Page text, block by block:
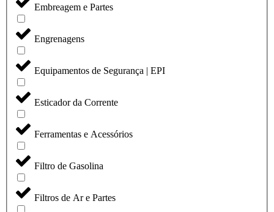
Embreagem e Partes
Engrenagens
Equipamentos de Segurança | EPI
Esticador da Corrente
Ferramentas e Acessórios
Filtro de Gasolina
Filtros de Ar e Partes